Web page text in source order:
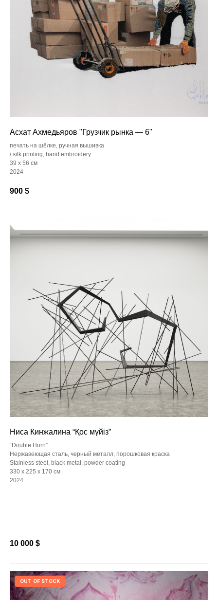
Асхат Ахмедьяров "Грузчик рынка — 6"
печать на шёлке, ручная вышивка
/ silk printing, hand embroidery
39 x 56 см
2024
900 $
Ниса Кинжалина “Қос мүйіз”
“Double Horn”
Нержавеющая сталь, черный металл, порошковая краска
Stainless steel, black metal, powder coating
330 х 225 х 170 см
2024
10 000 $
OUT OF STOCK